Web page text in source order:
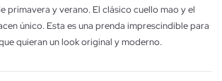
primavera y verano. El clásico cuello mao y el
único. Esta es una prenda imprescindible para
quieran un look original y moderno.